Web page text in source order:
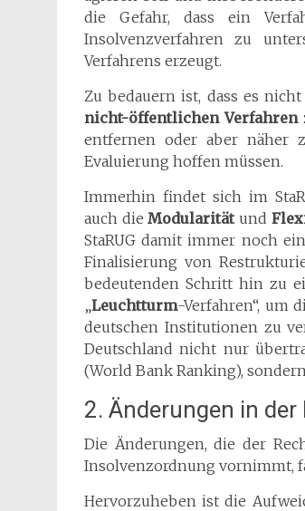
die Gefahr, dass ein
Insolvenzverfahren zu
Verfahrens erzeugt.
Zu bedauern ist, dass es
nicht-öffentlichen Verfahren
entfernen oder aber näher
Evaluierung hoffen müssen.
Immerhin findet sich im
auch dieModularitätund
StaRUG damit immer noch
Finalisierung von
bedeutenden Schritt hin zu
„Leuchtturm-Verfahren“, um
deutschen Institutionen zu
Deutschland nicht nur
(World Bank Ranking),
2. Änderungen in
Die Änderungen, die der
Insolvenzordnung vornimmt,
Hervorzuheben ist die